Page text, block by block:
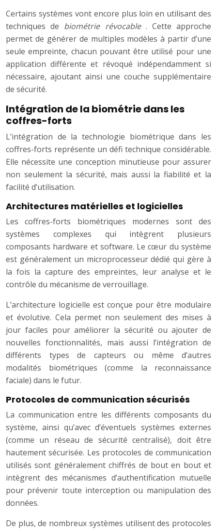
Certains systèmes vont encore plus loin en utilisant des
techniques de biométrie révocable . Cette approche
permet de générer de multiples modèles à partir d’une
seule empreinte, chacun pouvant être utilisé pour une
application différente et révoqué indépendamment si
nécessaire, ajoutant ainsi une couche supplémentaire
de sécurité.
Intégration de la biométrie dans les
coffres-forts
L’intégration de la technologie biométrique dans les
coffres-forts représente un défi technique considérable.
Elle nécessite une conception minutieuse pour assurer
non seulement la sécurité, mais aussi la fiabilité et la
facilité d’utilisation.
Architectures matérielles et logicielles
Les coffres-forts biométriques modernes sont des
systèmes complexes qui intègrent plusieurs
composants hardware et software. Le cœur du système
est généralement un microprocesseur dédié qui gère à
la fois la capture des empreintes, leur analyse et le
contrôle du mécanisme de verrouillage.
L’architecture logicielle est conçue pour être modulaire
et évolutive. Cela permet non seulement des mises à
jour faciles pour améliorer la sécurité ou ajouter de
nouvelles fonctionnalités, mais aussi l’intégration de
différents types de capteurs ou même d’autres
modalités biométriques (comme la reconnaissance
faciale) dans le futur.
Protocoles de communication sécurisés
La communication entre les différents composants du
système, ainsi qu’avec d’éventuels systèmes externes
(comme un réseau de sécurité centralisé), doit être
hautement sécurisée. Les protocoles de communication
utilisés sont généralement chiffrés de bout en bout et
intègrent des mécanismes d’authentification mutuelle
pour prévenir toute interception ou manipulation des
données.
De plus, de nombreux systèmes utilisent des protocoles